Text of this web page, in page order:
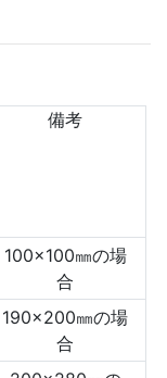
備考
100×100㎜の場
合
190×200㎜の場
合